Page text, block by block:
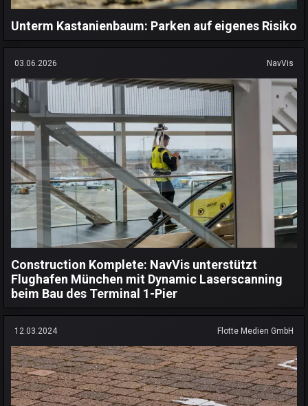
Unterm Kastanienbaum: Parken auf eigenes Risiko
03.06.2026 NavVis
Construction Komplete: NavVis unterstützt
Flughafen München mit Dynamic Laserscanning
beim Bau des Terminal 1-Pier
12.03.2024 Flotte Medien GmbH